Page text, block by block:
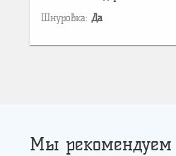
Шнуровка: Да
Мы рекомендуем